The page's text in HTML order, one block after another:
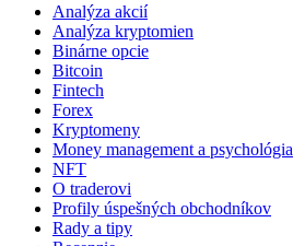
Analýza akcií
Analýza kryptomien
Binárne opcie
Bitcoin
Fintech
Forex
Kryptomeny
Money management a psychológia
NFT
O traderovi
Profily úspešných obchodníkov
Rady a tipy